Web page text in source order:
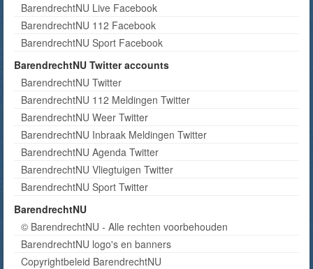
BarendrechtNU Live Facebook
BarendrechtNU 112 Facebook
BarendrechtNU Sport Facebook
BarendrechtNU Twitter accounts
BarendrechtNU Twitter
BarendrechtNU 112 Meldingen Twitter
BarendrechtNU Weer Twitter
BarendrechtNU Inbraak Meldingen Twitter
BarendrechtNU Agenda Twitter
BarendrechtNU Vliegtuigen Twitter
BarendrechtNU Sport Twitter
BarendrechtNU
© BarendrechtNU - Alle rechten voorbehouden
BarendrechtNU logo's en banners
Copyrightbeleid BarendrechtNU